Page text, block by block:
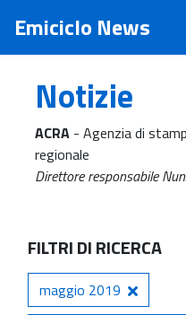
Emiciclo News
Notizie
ACRA - Agenzia di
regionale
Direttore responsabile
FILTRI DI RICERCA
maggio 2019